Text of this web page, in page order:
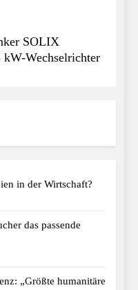
SOLIX
Wechselrichter
in der Wirtschaft?
das passende
„Größte humanitäre